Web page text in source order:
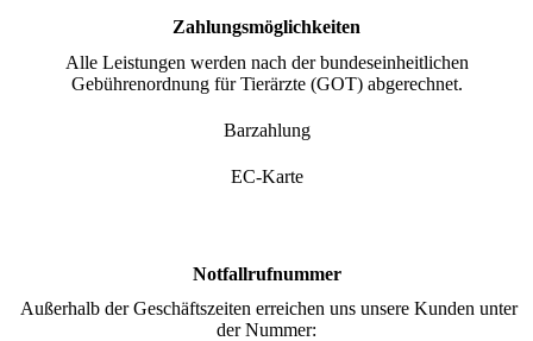
Zahlungsmöglichkeiten
Alle Leistungen werden nach der bun­des­ein­heit­lich­en
Gebührenordnung für Tierärzte (GOT) abgerechnet.
Barzahlung
EC-Karte
Notfallrufnummer
Außerhalb der Geschäftszeiten erreichen uns unsere Kunden unter
der Nummer: